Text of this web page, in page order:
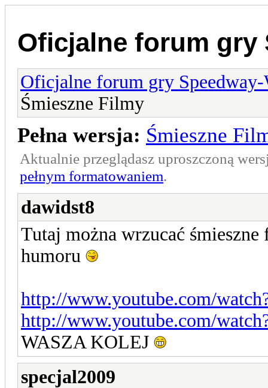
Oficjalne forum gry
Oficjalne forum gry
Śmieszne Filmy
Pełna wersja: Śmieszne
Aktualnie przeglądasz uproszczoną
pełnym formatowaniem.
dawidst8
Tutaj można wrzucać
humoru
http://www.youtube.com/
http://www.youtube.com/
WASZA KOLEJ
specjal2009